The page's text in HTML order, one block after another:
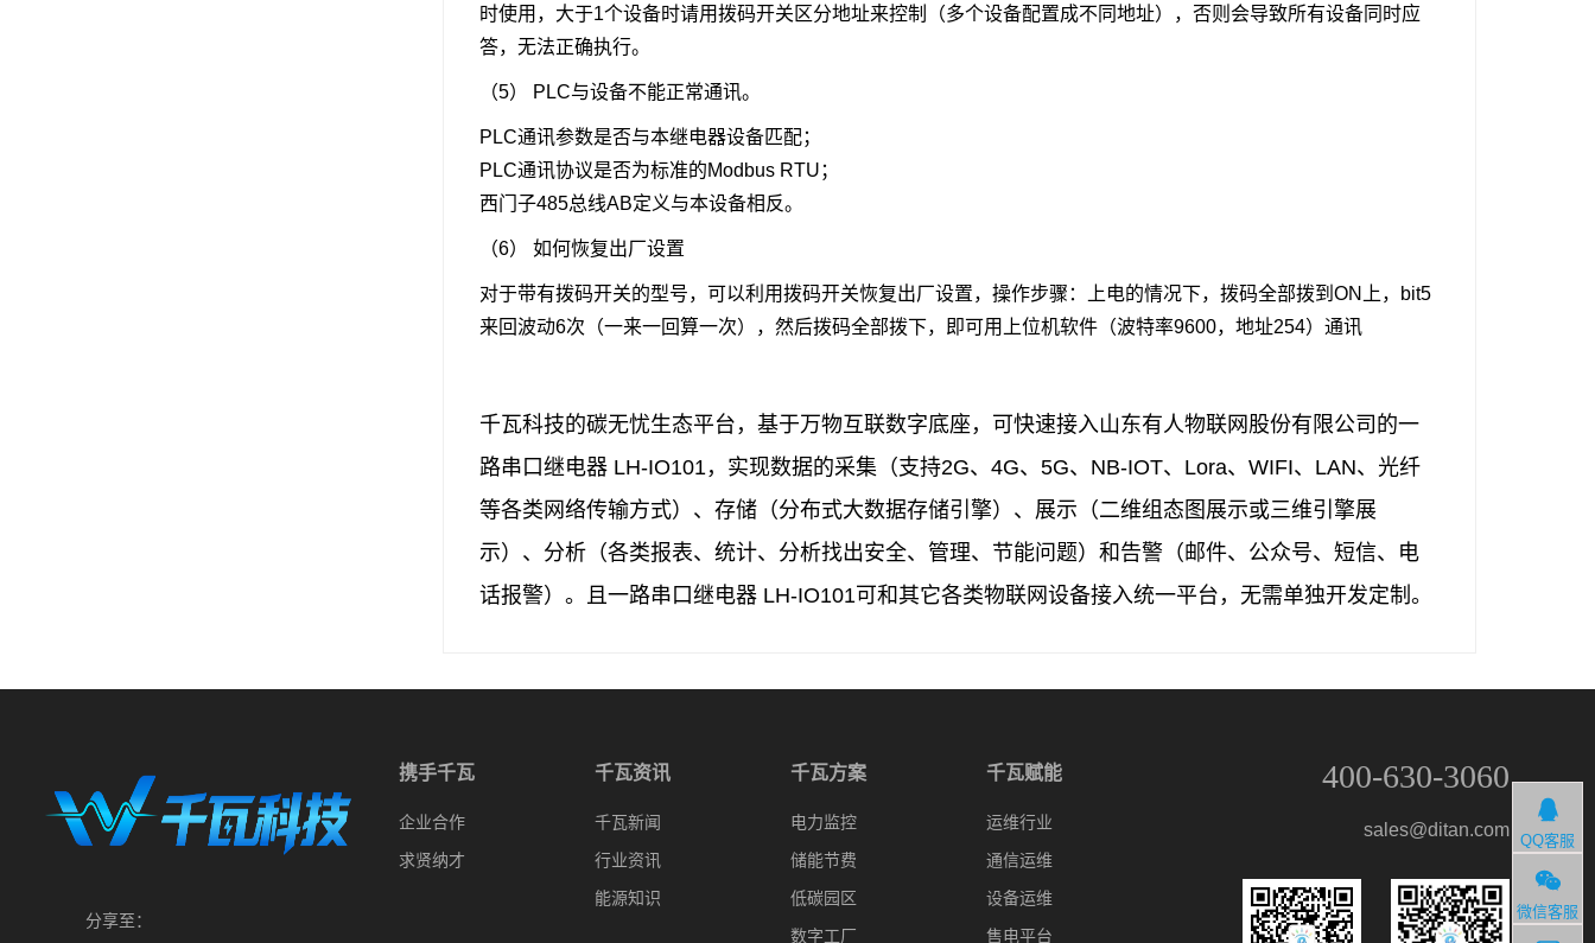
时使用，大于1个设备时请用拨码开关区分地址来控制（多个设备配置成不同地址），否则会导致所有设备同时应
答，无法正确执行。
（5） PLC与设备不能正常通讯。
PLC通讯参数是否与本继电器设备匹配；
PLC通讯协议是否为标准的Modbus RTU；
西门子485总线AB定义与本设备相反。
（6） 如何恢复出厂设置
对于带有拨码开关的型号，可以利用拨码开关恢复出厂设置，操作步骤：上电的情况下，拨码全部拨到ON上，bit5
来回波动6次（一来一回算一次），然后拨码全部拨下，即可用上位机软件（波特率9600，地址254）通讯
千瓦科技的碳无忧生态平台，基于万物互联数字底座，可快速接入山东有人物联网股份有限公司的一
路串口继电器 LH-IO101，实现数据的采集（支持2G、4G、5G、NB-IOT、Lora、WIFI、LAN、光纤
等各类网络传输方式）、存储（分布式大数据存储引擎）、展示（二维组态图展示或三维引擎展
示）、分析（各类报表、统计、分析找出安全、管理、节能问题）和告警（邮件、公众号、短信、电
话报警）。且一路串口继电器 LH-IO101可和其它各类物联网设备接入统一平台，无需单独开发定制。
分享至：
携手千瓦
企业合作
求贤纳才
千瓦资讯
千瓦新闻
行业资讯
能源知识
千瓦方案
电力监控
储能节费
低碳园区
数字工厂
千瓦赋能
运维行业
通信运维
设备运维
售电平台
400-630-3060
sales@ditan.com
QQ客服
微信客服